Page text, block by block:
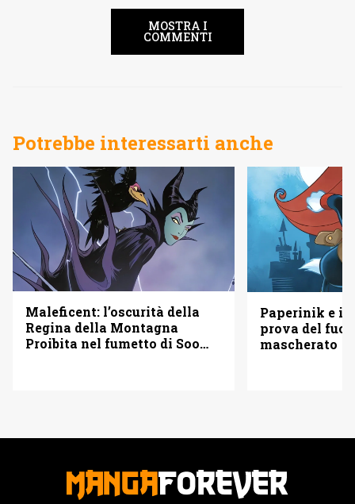
MOSTRA I
COMMENTI
Potrebbe interessarti anche
Maleficent: l’oscurità della
Regina della Montagna
Proibita nel fumetto di Soo
Paperinik e i
prova del
mascherato